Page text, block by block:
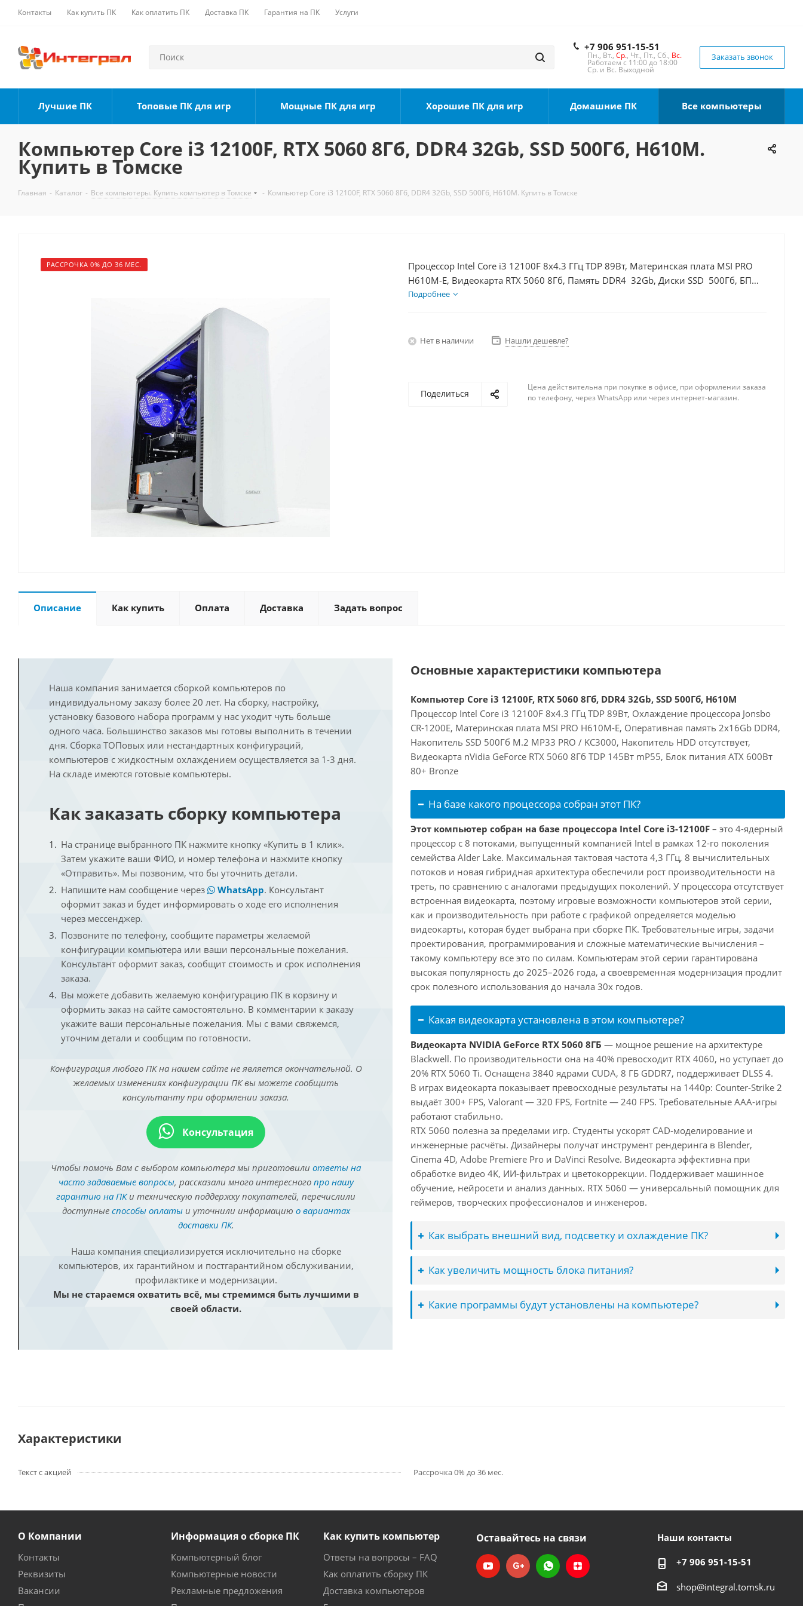
Контакты Как купить ПК Как оплатить ПК Доставка ПК Гарантия на ПК Услуги
+7 906 951-15-51
Пн., Вт., Ср., Чт., Пт., Сб., Вс.
Работаем с 11:00 до 18:00
Ср. и Вс. Выходной
Заказать звонок
Лучшие ПК Топовые ПК для игр Мощные ПК для игр Хорошие ПК для игр Домашние ПК Все компьютеры
Компьютер Core i3 12100F, RTX 5060 8Гб, DDR4 32Gb, SSD 500Гб, H610M.
Купить в Томске
Главная - Каталог - Все компьютеры. Купить компьютер в Томске - Компьютер Core i3 12100F, RTX 5060 8Гб, DDR4 32Gb, SSD 500Гб, H610M. Купить в Томске
РАССРОЧКА 0% ДО 36 МЕС.
Процессор Intel Core i3 12100F 8x4.3 ГГц TDP 89Вт, Материнская плата MSI PRO
H610M-E, Видеокарта RTX 5060 8Гб, Память DDR4 32Gb, Диски SSD 500Гб, БП
600Вт
Подробнее
Нет в наличии Нашли дешевле?
Поделиться
Цена действительна при покупке в офисе, при оформлении заказа
по телефону, через WhatsApp или через интернет-магазин.
Описание Как купить Оплата Доставка Задать вопрос
Наша компания занимается сборкой компьютеров по
индивидуальному заказу более 20 лет. На сборку, настройку,
установку базового набора программ у нас уходит чуть больше
одного часа. Большинство заказов мы готовы выполнить в течении
дня. Сборка ТОПовых или нестандартных конфигураций,
компьютеров с жидкостным охлаждением осуществляется за 1-3 дня.
На складе имеются готовые компьютеры.
Как заказать сборку компьютера
На странице выбранного ПК нажмите кнопку «Купить в 1 клик».
Затем укажите ваши ФИО, и номер телефона и нажмите кнопку
«Отправить». Мы позвоним, что бы уточнить детали.
Напишите нам сообщение через
WhatsApp. Консультант
оформит заказ и будет информировать о ходе его исполнения
через мессенджер.
Позвоните по телефону, сообщите параметры желаемой
конфигурации компьютера или ваши персональные пожелания.
Консультант оформит заказ, сообщит стоимость и срок исполнения
заказа.
Вы можете добавить желаемую конфигурацию ПК в корзину и
оформить заказ на сайте самостоятельно. В комментарии к заказу
укажите ваши персональные пожелания. Мы с вами свяжемся,
уточним детали и сообщим по готовности.
Конфигурация любого ПК на нашем сайте не является окончательной. О
желаемых изменениях конфигурации ПК вы можете сообщить
консультанту при оформлении заказа.
Консультация
Чтобы помочь Вам с выбором компьютера мы приготовили ответы на
часто задаваемые вопросы, рассказали много интересного про нашу
гарантию на ПКи техническую поддержку покупателей, перечислили
доступные способы оплатыи уточнили информацию о вариантах
доставки ПК.
Наша компания специализируется исключительно на сборке
компьютеров, их гарантийном и постгарантийном обслуживании,
профилактике и модернизации.
Мы не стараемся охватить всё, мы стремимся быть лучшими в
своей области.
Основные характеристики компьютера
Компьютер Core i3 12100F, RTX 5060 8Гб, DDR4 32Gb, SSD 500Гб, H610M
Процессор Intel Core i3 12100F 8x4.3 ГГц TDP 89Вт, Охлаждение процессора Jonsbo
CR-1200E, Материнская плата MSI PRO H610M-E, Оперативная память 2x16Gb DDR4,
Накопитель SSD 500Гб M.2 MP33 PRO / KC3000, Накопитель HDD отсутствует,
Видеокарта nVidia GeForce RTX 5060 8Гб TDP 145Вт mP55, Блок питания ATX 600Вт
80+ Bronze
На базе какого процессора собран этот ПК?
Этот компьютер собран на базе процессора Intel Core i3-12100F – это 4-ядерный
процессор с 8 потоками, выпущенный компанией Intel в рамках 12-го поколения
семейства Alder Lake. Максимальная тактовая частота 4,3 ГГц, 8 вычислительных
потоков и новая гибридная архитектура обеспечили рост производительности на
треть, по сравнению с аналогами предыдущих поколений. У процессора отсутствует
встроенная видеокарта, поэтому игровые возможности компьютеров этой серии,
как и производительность при работе с графикой определяется моделью
видеокарты, которая будет выбрана при сборке ПК. Требовательные игры, задачи
проектирования, программирования и сложные математические вычисления –
такому компьютеру все это по силам. Компьютерам этой серии гарантирована
высокая популярность до 2025–2026 года, а своевременная модернизация продлит
срок полезного использования до начала 30х годов.
Какая видеокарта установлена в этом компьютере?
Видеокарта NVIDIA GeForce RTX 5060 8ГБ — мощное решение на архитектуре
Blackwell. По производительности она на 40% превосходит RTX 4060, но уступает до
20% RTX 5060 Ti. Оснащена 3840 ядрами CUDA, 8 ГБ GDDR7, поддерживает DLSS 4.
В играх видеокарта показывает превосходные результаты на 1440p: Counter-Strike 2
выдаёт 300+ FPS, Valorant — 320 FPS, Fortnite — 240 FPS. Требовательные AAA-игры
работают стабильно.
RTX 5060 полезна за пределами игр. Студенты ускорят CAD-моделирование и
инженерные расчёты. Дизайнеры получат инструмент рендеринга в Blender,
Cinema 4D, Adobe Premiere Pro и DaVinci Resolve. Видеокарта эффективна при
обработке видео 4K, ИИ-фильтрах и цветокоррекции. Поддерживает машинное
обучение, нейросети и анализ данных. RTX 5060 — универсальный помощник для
геймеров, творческих профессионалов и инженеров.
Как выбрать внешний вид, подсветку и охлаждение ПК?
Как увеличить мощность блока питания?
Какие программы будут установлены на компьютере?
Характеристики
Текст с акцией Рассрочка 0% до 36 мес.
О Компании
Контакты
Реквизиты
Вакансии
Информация о сборке ПК
Компьютерный блог
Компьютерные новости
Рекламные предложения
Как купить компьютер
Ответы на вопросы – FAQ
Как оплатить сборку ПК
Доставка компьютеров
Оставайтесь на связи Наши контакты
+7 906 951-15-51
shop@integral.tomsk.ru